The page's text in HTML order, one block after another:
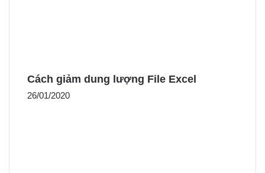
Cách giảm dung lượng File Excel
26/01/2020